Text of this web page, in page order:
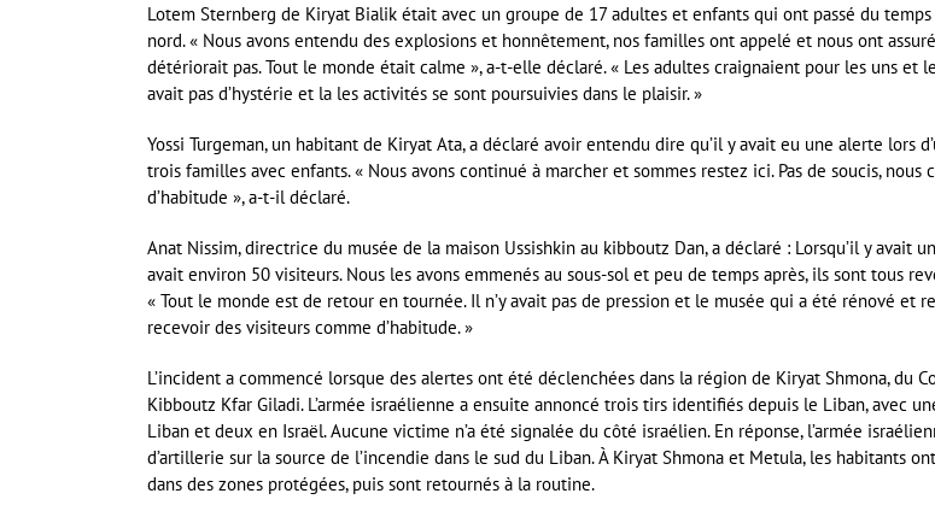
Lotem Sternberg de Kiryat Bialik était avec un groupe de 17 adultes et enfants qui ont passé du
nord. « Nous avons entendu des explosions et honnêtement, nos familles ont appelé et nous ont
détériorait pas. Tout le monde était calme », ​​a-t-elle déclaré. « Les adultes craignaient pour les uns et
avait pas d’hystérie et la les activités se sont poursuivies dans le plaisir. »
Yossi Turgeman, un habitant de Kiryat Ata, a déclaré avoir entendu dire qu’il y avait eu une alerte lors
trois familles avec enfants. « Nous avons continué à marcher et sommes restez ici. Pas de soucis, nous
d’habitude », a-t-il déclaré.
Anat Nissim, directrice du musée de la maison Ussishkin au kibboutz Dan, a déclaré : Lorsqu’il y avait
avait environ 50 visiteurs. Nous les avons emmenés au sous-sol et peu de temps après, ils sont tous
« Tout le monde est de retour en tournée. Il n’y avait pas de pression et le musée qui a été rénové et
recevoir des visiteurs comme d’habitude. »
L’incident a commencé lorsque des alertes ont été déclenchées dans la région de Kiryat Shmona, du
Kibboutz Kfar Giladi. L’armée israélienne a ensuite annoncé trois tirs identifiés depuis le Liban, avec
Liban et deux en Israël. Aucune victime n’a été signalée du côté israélien. En réponse, l’armée
d’artillerie sur la source de l’incendie dans le sud du Liban. À Kiryat Shmona et Metula, les habitants
dans des zones protégées, puis sont retournés à la routine.